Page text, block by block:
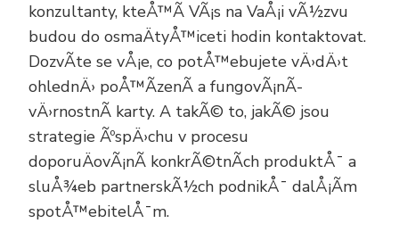
konzultanty, kteÅ™Ã­ VÃ¡s na VaÅ¡i vÃ½zvu
budou do osmaÄtyÅ™iceti hodin kontaktovat.
DozvÃ­te se vÅ¡e, co potÅ™ebujete vÄ›dÄ›t
ohlednÄ› poÅ™Ã­zenÃ­ a fungovÃ¡nÃ­
vÄ›rnostnÃ­ karty. A takÃ© to, jakÃ© jsou
strategie ÃºspÄ›chu v procesu
doporuÄovÃ¡nÃ­ konkrÃ©tnÃ­ch produktÅ¯ a
sluÅ¾eb partnerskÃ½ch podnikÅ¯ dalÅ¡Ã­m
spotÅ™ebitelÅ¯m.